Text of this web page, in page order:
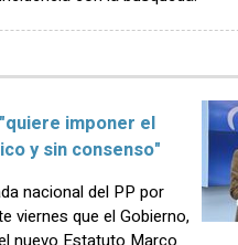
imponer el
y sin consenso"
nacional del PP por
viernes que el Gobierno,